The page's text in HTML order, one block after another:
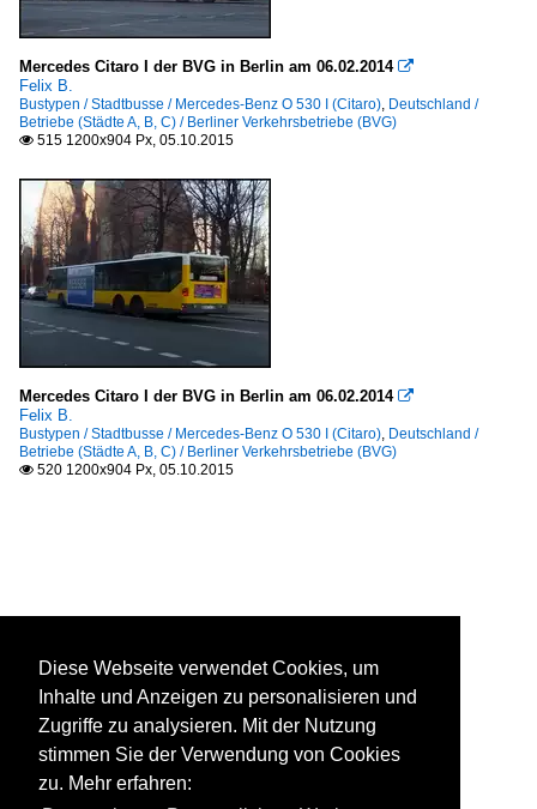
Mercedes Citaro I der BVG in Berlin am 06.02.2014 
Felix B.
Bustypen / Stadtbusse / Mercedes-Benz O 530 I (Citaro), Deutschland /
Betriebe (Städte A, B, C) / Berliner Verkehrsbetriebe (BVG)
 515 1200x904 Px, 05.10.2015
Mercedes Citaro I der BVG in Berlin am 06.02.2014 
Felix B.
Bustypen / Stadtbusse / Mercedes-Benz O 530 I (Citaro), Deutschland /
Betriebe (Städte A, B, C) / Berliner Verkehrsbetriebe (BVG)
 520 1200x904 Px, 05.10.2015
Diese Webseite verwendet Cookies, um
Inhalte und Anzeigen zu personalisieren und
Zugriffe zu analysieren. Mit der Nutzung
stimmen Sie der Verwendung von Cookies
zu. Mehr erfahren: